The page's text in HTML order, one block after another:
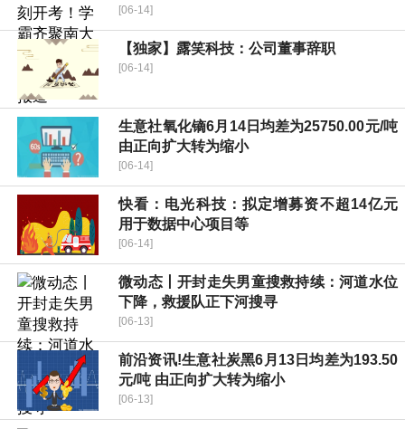
[06-14]
【独家】露笑科技：公司董事辞职
[06-14]
生意社氧化镝6月14日均差为25750.00元/吨
由正向扩大转为缩小
[06-14]
快看：电光科技：拟定增募资不超14亿元
用于数据中心项目等
[06-14]
微动态丨开封走失男童搜救持续：河道水位
下降，救援队正下河搜寻
[06-13]
前沿资讯!生意社炭黑6月13日均差为193.50
元/吨 由正向扩大转为缩小
[06-13]